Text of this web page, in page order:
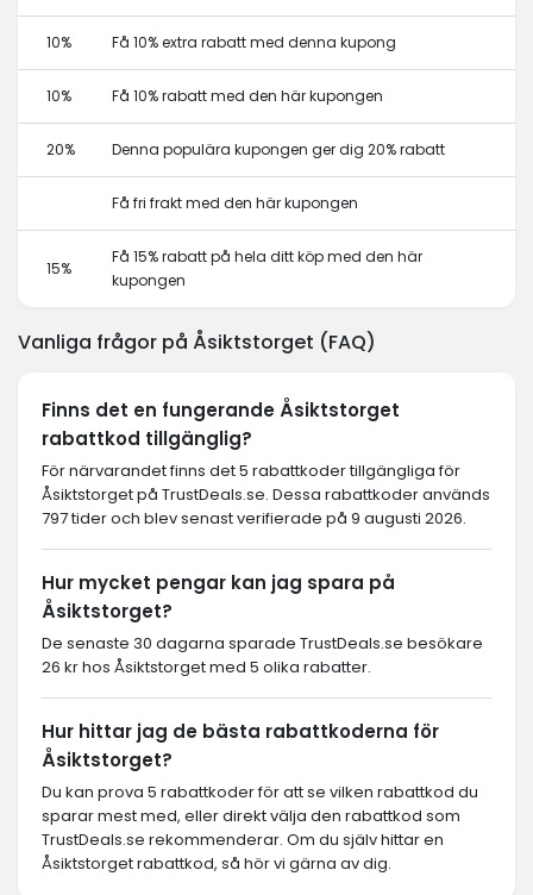
10% Få 10% extra rabatt med denna kupong
10% Få 10% rabatt med den här kupongen
20% Denna populära kupongen ger dig 20% rabatt
Få fri frakt med den här kupongen
15%
Få 15% rabatt på hela ditt köp med den här
kupongen
Vanliga frågor på Åsiktstorget (FAQ)
Finns det en fungerande Åsiktstorget
rabattkod tillgänglig?
För närvarandet finns det 5 rabattkoder tillgängliga för
Åsiktstorget på TrustDeals.se. Dessa rabattkoder används
797 tider och blev senast verifierade på 9 augusti 2026.
Hur mycket pengar kan jag spara på
Åsiktstorget?
De senaste 30 dagarna sparade TrustDeals.se besökare
26 kr hos Åsiktstorget med 5 olika rabatter.
Hur hittar jag de bästa rabattkoderna för
Åsiktstorget?
Du kan prova 5 rabattkoder för att se vilken rabattkod du
sparar mest med, eller direkt välja den rabattkod som
TrustDeals.se rekommenderar. Om du själv hittar en
Åsiktstorget rabattkod, så hör vi gärna av dig.